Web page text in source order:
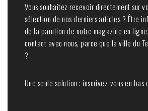
Vous souhaitez recevoir directement sur
sélection de nos derniers articles ? Être
de la parution de notre magazine en
contact avec nous, parce que la ville du
?
Une seule solution : inscrivez-vous en bas